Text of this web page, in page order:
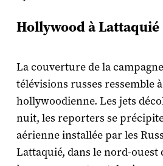
Hollywood à Lattaquié
La couverture de la
télévisions russes ressemble
hollywoodienne. Les jets
nuit, les reporters se
aérienne installée par les
Lattaquié, dans le nord-ouest